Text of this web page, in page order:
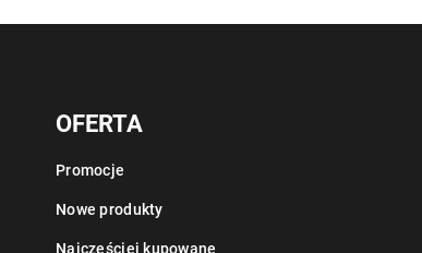
OFERTA
Promocje
Nowe produkty
Najczęściej kupowane